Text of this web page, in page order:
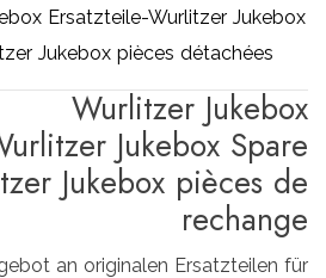
Ersatzteile-Wurlitzer Jukebox
Jukebox pièces détachées
Wurlitzer Jukebox
Jukebox Spare
Jukebox pièces de
rechange
an originalen Ersatzteilen für